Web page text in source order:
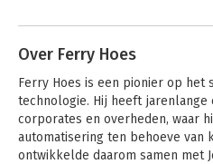
Over Ferry Hoes
Ferry Hoes is een pionier op het
technologie. Hij heeft
corporates en overheden, waar
automatisering ten behoeve van
ontwikkelde daarom samen met